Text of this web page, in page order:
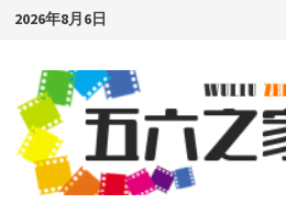
Skip
content
2026年8月6日